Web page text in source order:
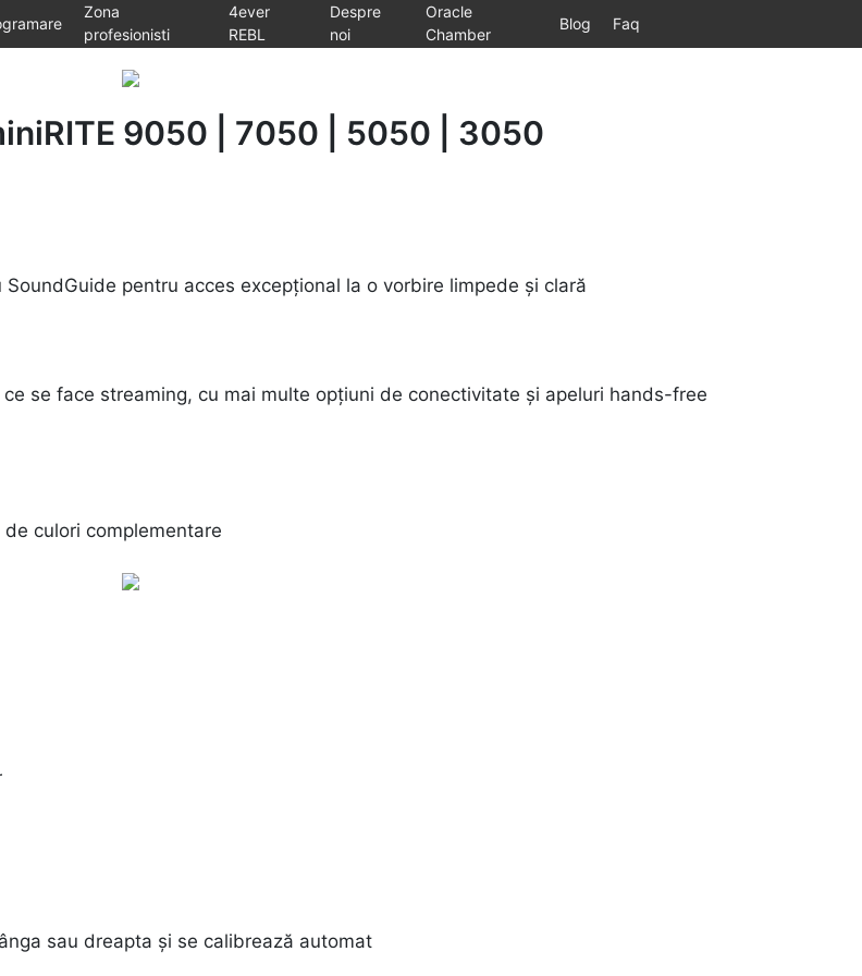
Zona
profesionisti
4ever
REBL
Despre
noi
Oracle
Chamber
Blog Faq
9050 | 7050 | 5050 | 3050
pentru acces excepțional la o vorbire limpede și clară
se face streaming, cu mai multe opțiuni de conectivitate și apeluri hands-free
culori complementare
sau dreapta și se calibrează automat